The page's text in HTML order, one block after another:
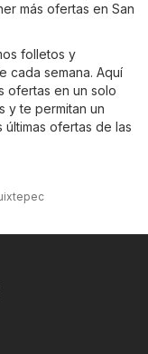
más ofertas en San
folletos y
cada semana. Aquí
ofertas en un solo
y te permitan un
ofertas de las